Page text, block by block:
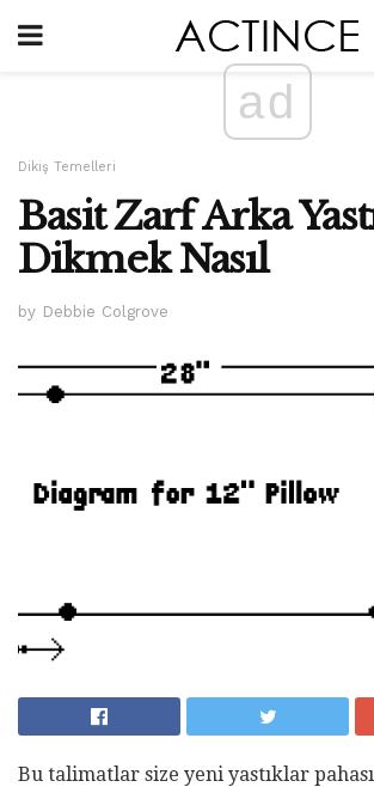
ad
Dikiş Temelleri
Basit Zarf Arka
Dikmek Nasıl
by Debbie Colgrove
Bu talimatlar size yeni yastıklar